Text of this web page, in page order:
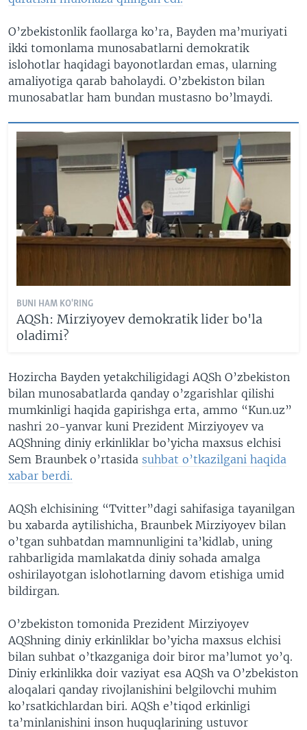
O’zbekistonlik faollarga ko’ra, Bayden ma’muriyati
ikki tomonlama munosabatlarni demokratik
islohotlar haqidagi bayonotlardan emas, ularning
amaliyotiga qarab baholaydi. O’zbekiston bilan
munosabatlar ham bundan mustasno bo’lmaydi.
BUNI HAM KO'RING
AQSh: Mirziyoyev demokratik lider bo'la
oladimi?
Hozircha Bayden yetakchiligidagi AQSh O’zbekiston
bilan munosabatlarda qanday o’zgarishlar qilishi
mumkinligi haqida gapirishga erta, ammo “Kun.uz”
nashri 20-yanvar kuni Prezident Mirziyoyev va
AQShning diniy erkinliklar bo’yicha maxsus elchisi
Sem Braunbek o’rtasida suhbat o’tkazilgani haqida
xabar berdi.
AQSh elchisining “Tvitter”dagi sahifasiga tayanilgan
bu xabarda aytilishicha, Braunbek Mirziyoyev bilan
o’tgan suhbatdan mamnunligini ta’kidlab, uning
rahbarligida mamlakatda diniy sohada amalga
oshirilayotgan islohotlarning davom etishiga umid
bildirgan.
O’zbekiston tomonida Prezident Mirziyoyev
AQShning diniy erkinliklar bo’yicha maxsus elchisi
bilan suhbat o’tkazganiga doir biror ma’lumot yo’q.
Diniy erkinlikka doir vaziyat esa AQSh va O’zbekiston
aloqalari qanday rivojlanishini belgilovchi muhim
ko’rsatkichlardan biri. AQSh e’tiqod erkinligi
ta’minlanishini inson huquqlarining ustuvor